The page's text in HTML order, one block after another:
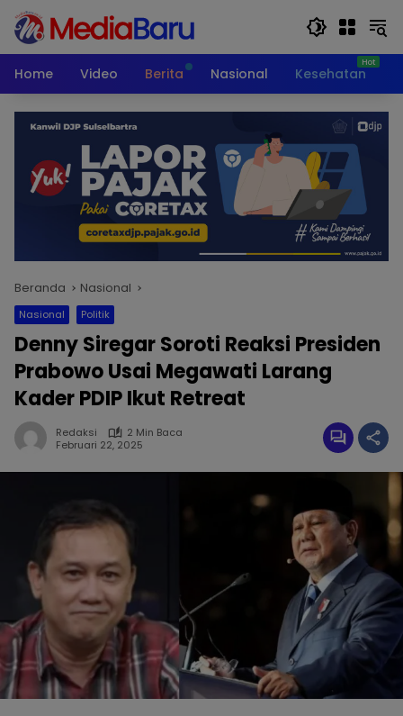
Langsung
konten
Home
Video Berita Nasional Kesehatan
Beranda Nasional
Nasional Politik
Denny Siregar Soroti Reaksi Presiden
Prabowo Usai Megawati Larang
Kader PDIP Ikut Retreat
Redaksi
2 Min Baca
Februari 22, 2025